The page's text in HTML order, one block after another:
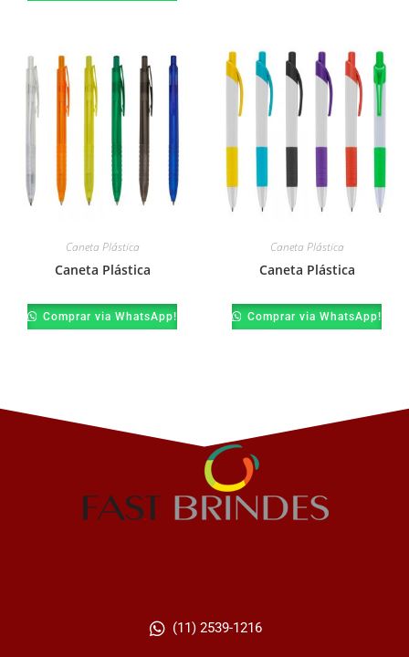
Caneta Plástica
Caneta Plástica
Comprar via WhatsApp!
Caneta Plástica
Caneta Plástica
Comprar via WhatsApp!
(11) 2539-1216